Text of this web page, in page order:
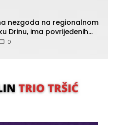
nezgoda na regionalnom
Drinu, ima povrijeđenih
0